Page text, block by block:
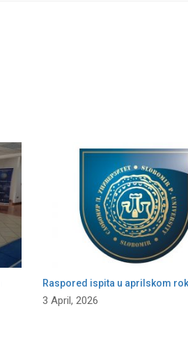
Raspored ispita u aprilskom
3 April, 2026